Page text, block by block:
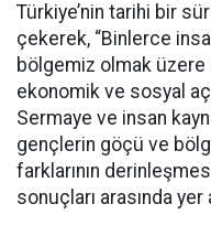
Türkiye’nin tarihi bir
çekerek, “Binlerce
bölgemiz olmak
ekonomik ve sosyal
Sermaye ve insan
gençlerin göçü ve
farklarının
sonuçları arasında